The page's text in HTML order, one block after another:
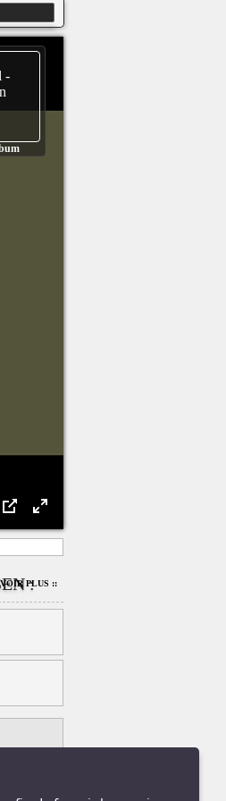
PIP
Enter
:
PLUS ::